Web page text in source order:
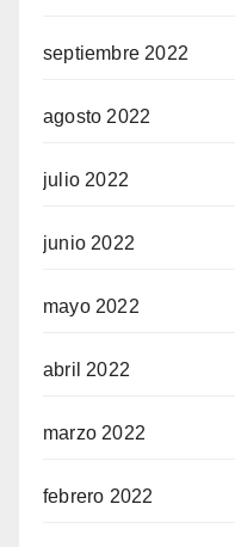
septiembre 2022
agosto 2022
julio 2022
junio 2022
mayo 2022
abril 2022
marzo 2022
febrero 2022